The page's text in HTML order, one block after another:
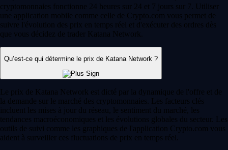
cryptomonnaies fonctionne 24 heures sur 24 et 7 jours sur 7. Utiliser
une application mobile comme celle de Crypto.com vous permet de
suivre l'évolution des prix en temps réel et d'exécuter des ordres dès
que vous décidez de trader Katana Network.
Qu’est-ce qui détermine le prix de Katana Network ?
Le prix de Katana Network est dicté par la dynamique de l'offre et de
la demande sur le marché des cryptomonnaies. Les facteurs clés
incluent les mises à jour du réseau, le sentiment du marché, les
tendances macroéconomiques et les évolutions globales du secteur. Les
outils de suivi comme les graphiques de l'application Crypto.com vous
aident à surveiller ces fluctuations de prix en temps réel.